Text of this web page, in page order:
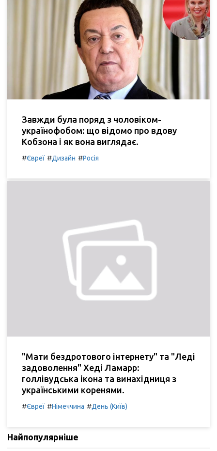
Завжди була поряд з чоловіком-
українофобом: що відомо про вдову
Кобзона і як вона виглядає.
#Євреї #Дизайн #Росія
"Мати бездротового інтернету" та "Леді
задоволення" Хеді Ламарр:
голлівудська ікона та винахідниця з
українськими коренями.
#Євреї #Німеччина #День (Київ)
Найпопулярніше